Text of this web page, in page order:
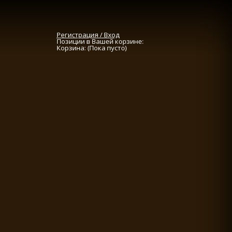
Регистрация / Вход
Позиции в Вашей корзине:
Корзина: (Пока пусто)